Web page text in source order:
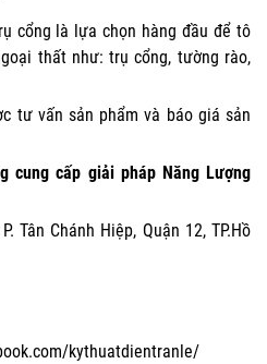
cổng là lựa chọn hàng đầu để tô
thất như: trụ cổng, tường rào,
tư vấn sản phẩm và báo giá sản
cung cấp giải pháp Năng Lượng
Tân Chánh Hiệp, Quận 12, TP.Hồ
kythuatdientranle/